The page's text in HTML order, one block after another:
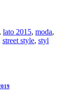
, lato 2015, moda,
street style, styl